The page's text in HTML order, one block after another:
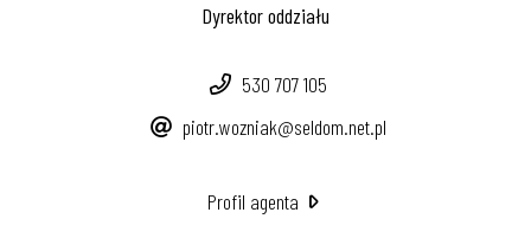
Dyrektor oddziału
530 707 105
piotr.wozniak@seldom.net.pl
Profil agenta